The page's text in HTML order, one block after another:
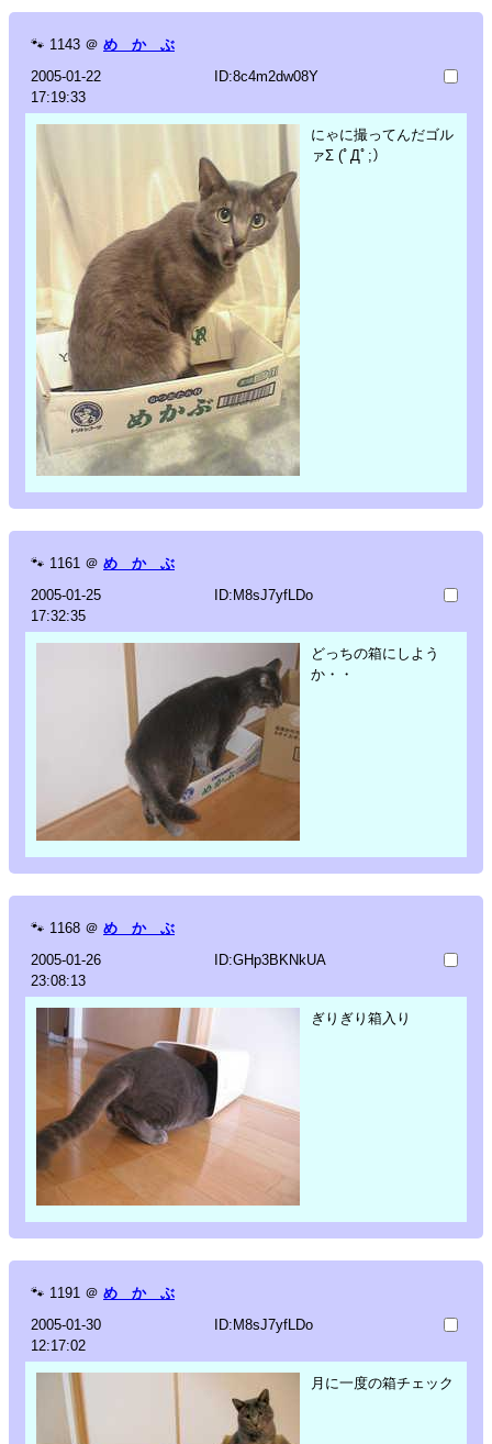
🐾 1143 ＠ め か ぶ
2005-01-22
17:19:33
ID:8c4m2dw08Y
にゃに撮ってんだゴル
ァΣ (ﾟДﾟ;）
🐾 1161 ＠ め か ぶ
2005-01-25
17:32:35
ID:M8sJ7yfLDo
どっちの箱にしよう
か・・
🐾 1168 ＠ め か ぶ
2005-01-26
23:08:13
ID:GHp3BKNkUA
ぎりぎり箱入り
🐾 1191 ＠ め か ぶ
2005-01-30
12:17:02
ID:M8sJ7yfLDo
月に一度の箱チェック